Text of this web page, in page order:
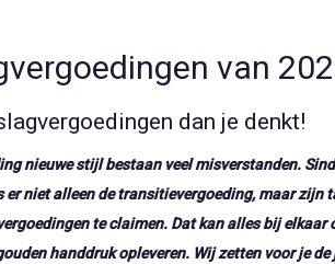
van
dan je denkt!
nieuwe stijl bestaan veel misverstanden.
er niet alleen de transitievergoeding, maar zijn
te claimen. Dat kan alles bij elkaar
handdruk opleveren. Wij zetten voor je